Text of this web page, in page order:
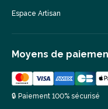
Espace Artisan
Moyens de
🔒 Paiement 100% sécurisé